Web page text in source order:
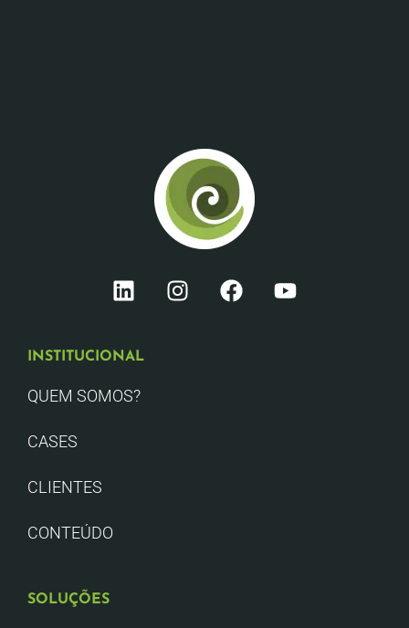
INSTITUCIONAL
QUEM SOMOS?
CASES
CLIENTES
CONTEÚDO
SOLUÇÕES